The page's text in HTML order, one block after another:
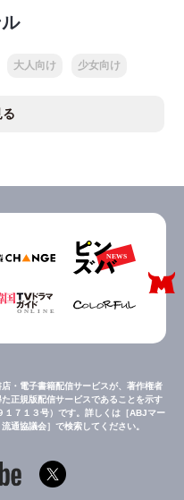
大人向け 少女向け
る
・電子書籍配信サービスが、著作権者
正規版配信サービスであることを示す
１７１３号）です。詳しくは［ABJマー
通協議会］で検索してください。